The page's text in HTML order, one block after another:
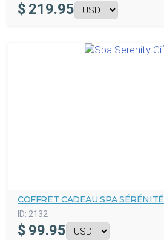
$ 219.95
COFFRET CADEAU SPA SÉRÉNITÉ
ID: 2132
$ 99.95